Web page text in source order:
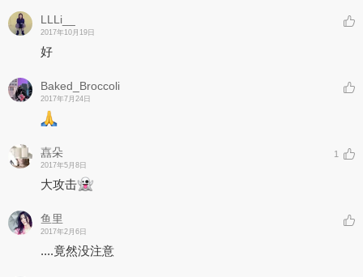
LLLi__
2017年10月19日
好
Baked_Broccoli
2017年7月24日
嚞朵
2017年5月8日
1
大攻击
鱼里
2017年2月6日
....竟然没注意